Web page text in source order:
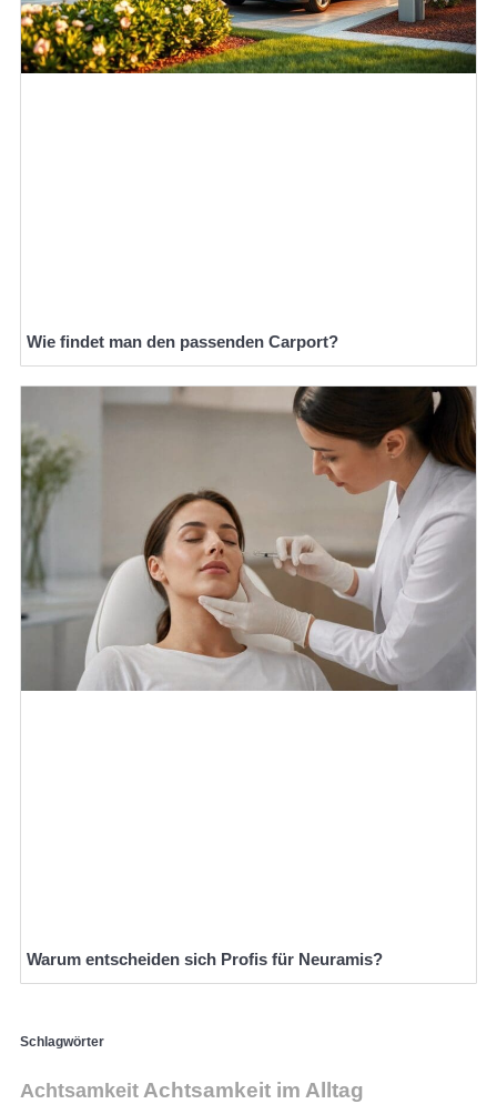
Wie findet man den passenden Carport?
Warum entscheiden sich Profis für Neuramis?
Schlagwörter
AchtsamkeitAchtsamkeit im Alltag